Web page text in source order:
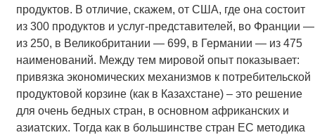
продуктов. В отличие, скажем, от США, где она состоит
из 300 продуктов и услуг-представителей, во Франции —
из 250, в Великобритании — 699, в Германии — из 475
наименований. Между тем мировой опыт показывает:
привязка экономических механизмов к потребительской
продуктовой корзине (как в Казахстане) – это решение
для очень бедных стран, в основном африканских и
азиатских. Тогда как в большинстве стран ЕС методика